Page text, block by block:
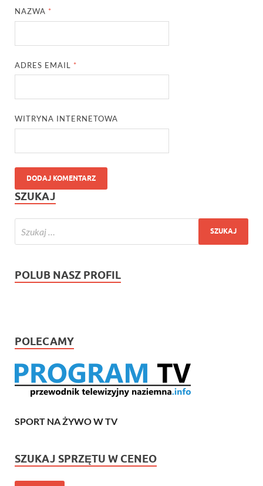
NAZWA *
ADRES EMAIL *
WITRYNA INTERNETOWA
SZUKAJ
POLUB NASZ PROFIL
POLECAMY
SPORT NA ŻYWO W TV
SZUKAJ SPRZĘTU W CENEO